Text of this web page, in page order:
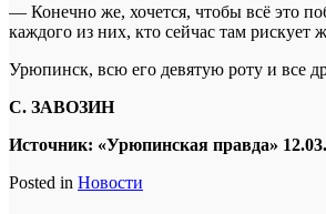
— Конечно же, хочется, чтобы всё это
каждого из них, кто сейчас там
Урюпинск, всю его девятую роту и все
С. ЗАВОЗИН
Источник: «Урюпинская правда»
Posted in Новости